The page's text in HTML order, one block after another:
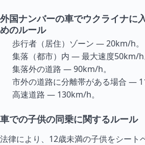
外国ナンバーの車でウクライナに
めのルール
歩行者（居住）ゾーン — 20km/h。
集落（都市）内 — 最大速度50km/h
集落外の道路 — 90km/h。
市外の道路に分離帯がある場合 —
高速道路 — 130km/h。
車での子供の同乗に関するルール
法律により、12歳未満の子供をシート